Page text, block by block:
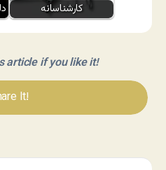
کارشناسانه
article if you like it!
It!